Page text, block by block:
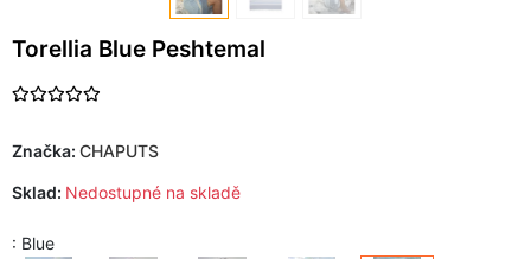
Torellia Blue Peshtemal
Značka: CHAPUTS
Sklad: Nedostupné na skladě
: Blue